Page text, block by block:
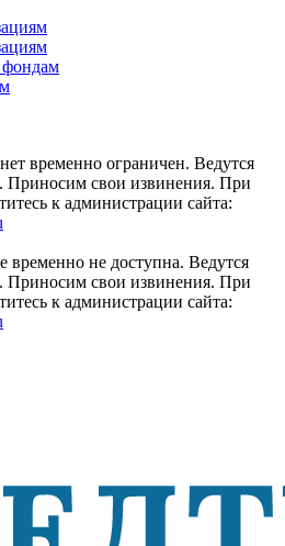
фондам
временно ограничен. Ведутся
Приносим свои извинения. При
к администрации сайта:
временно не доступна. Ведутся
Приносим свои извинения. При
к администрации сайта: